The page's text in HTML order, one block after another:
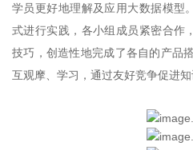
学员更好地理解及应用大数据模型
式进行实践，各小组成员紧密合作
技巧，创造性地完成了各自的产品
互观摩、学习，通过友好竞争促进知